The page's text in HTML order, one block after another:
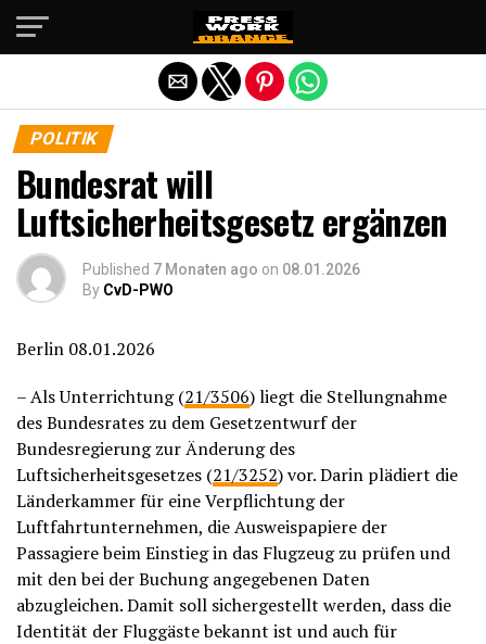
POLITIK
Bundesrat will
Luftsicherheitsgesetz ergänzen
Published 7 Monaten ago on 08.01.2026
By CvD-PWO
Berlin 08.01.2026
– Als Unterrichtung (21/3506) liegt die Stellungnahme
des Bundesrates zu dem Gesetzentwurf der
Bundesregierung zur Änderung des
Luftsicherheitsgesetzes (21/3252) vor. Darin plädiert die
Länderkammer für eine Verpflichtung der
Luftfahrtunternehmen, die Ausweispapiere der
Passagiere beim Einstieg in das Flugzeug zu prüfen und
mit den bei der Buchung angegebenen Daten
abzugleichen. Damit soll sichergestellt werden, dass die
Identität der Fluggäste bekannt ist und auch für
Die mobile Version verlassen